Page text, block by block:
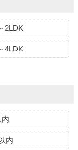
2LDK
4LDK
内
内